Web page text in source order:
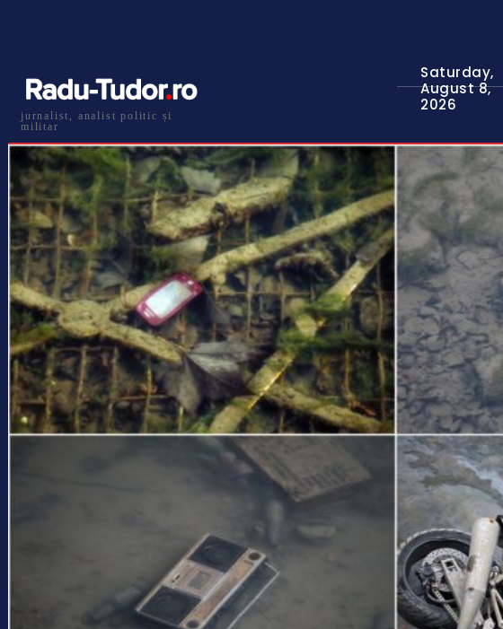
jurnalist, analist politic și
militar
Saturday,
August 8,
2026